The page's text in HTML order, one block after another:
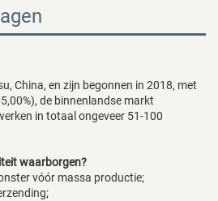
China, en zijn begonnen in 2018, met
de binnenlandse markt
in totaal ongeveer 51-100
waarborgen?
vóór massa productie;